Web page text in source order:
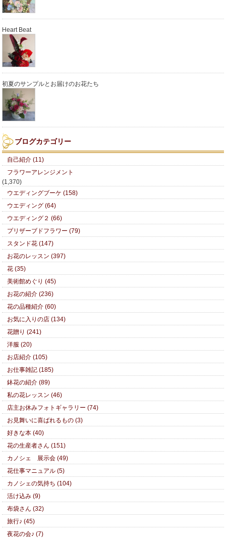
Heart Beat
初夏のサンプルとお届けのお花たち
ブログカテゴリー
自己紹介 (11)
フラワーアレンジメント
(1,370)
ウエディングブーケ (158)
ウエディング (64)
ウエディング２ (66)
プリザーブドフラワー (79)
スタンド花 (147)
お花のレッスン (397)
花 (35)
美術館めぐり (45)
お花の紹介 (236)
花の品種紹介 (60)
お気に入りの店 (134)
花贈り (241)
洋服 (20)
お店紹介 (105)
お仕事雑記 (185)
鉢花の紹介 (89)
私の花レッスン (46)
店主お休みフォトギャラリー (74)
お見舞いに喜ばれるもの (3)
好きな本 (40)
花の生産者さん (151)
カノシェ 展示会 (49)
花仕事マニュアル (5)
カノシェの気持ち (104)
活け込み (9)
布袋さん (32)
旅行♪ (45)
夜花の会♪ (7)